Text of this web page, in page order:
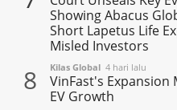
Showing Abacus
Short Lapetus Life
Misled Investors
8 Kilas Global 4 hari lalu
VinFast's
EV Growth